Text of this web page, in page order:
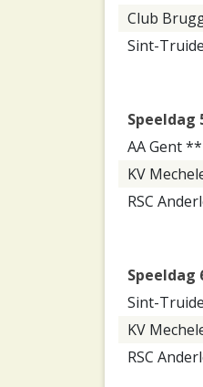
Club
Sint-
Speeldag
AA Gent **
KV
RSC
Speeldag
Sint-
KV
RSC